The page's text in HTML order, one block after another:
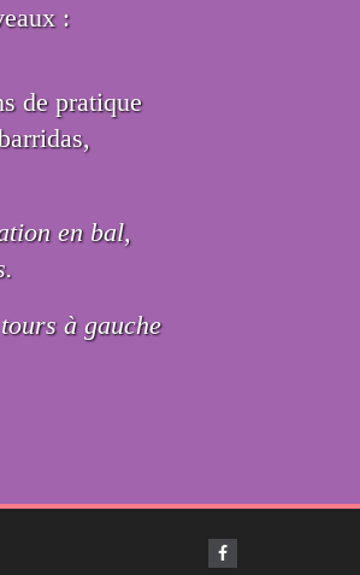
:
de pratique
en bal,
à gauche